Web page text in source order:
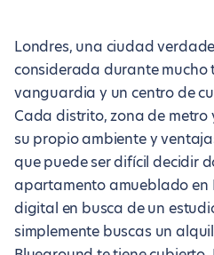
Londres, una ciudad
considerada durante mucho
vanguardia y un centro de
Cada distrito, zona de metro
su propio ambiente y
que puede ser difícil decidir
apartamento amueblado en
digital en busca de un
simplemente buscas un